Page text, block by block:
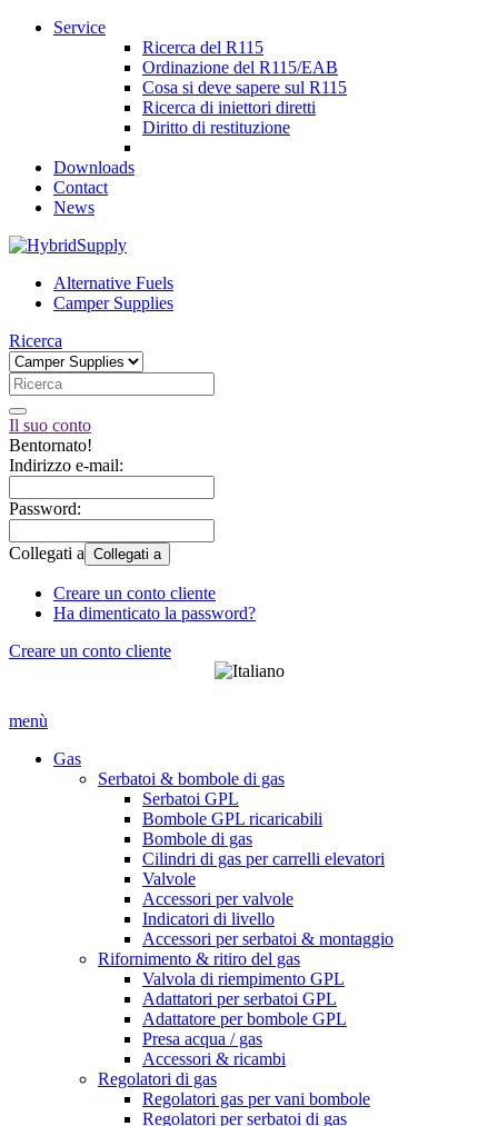
Service
Ricerca del R115
Ordinazione del R115/EAB
Cosa si deve sapere sul R115
Ricerca di iniettori diretti
Diritto di restituzione
Downloads
Contact
News
Alternative Fuels
Camper Supplies
Ricerca
Il suo conto
Bentornato!
Indirizzo e-mail:
Password:
Collegati a Collegati a
Creare un conto cliente
Ha dimenticato la password?
Creare un conto cliente
menù
Gas
Serbatoi & bombole di gas
Serbatoi GPL
Bombole GPL ricaricabili
Bombole di gas
Cilindri di gas per carrelli elevatori
Valvole
Accessori per valvole
Indicatori di livello
Accessori per serbatoi & montaggio
Rifornimento & ritiro del gas
Valvola di riempimento GPL
Adattatori per serbatoi GPL
Adattatore per bombole GPL
Presa acqua / gas
Accessori & ricambi
Regolatori di gas
Regolatori gas per vani bombole
Regolatori per serbatoi di gas